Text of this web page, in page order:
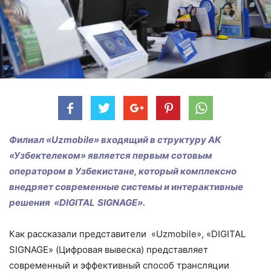
Филиал «Uzmobile» входящий в структуру АК
«Узбектелеком» является первым сотовым
оператором в Узбекистане, который комплексно
внедряет современные системы и интерактивные
решения «DIGITAL SIGNAGE».
Как рассказали представители «Uzmobile», «DIGITAL
SIGNAGE» (Цифровая вывеска) представляет
современный и эффективный способ трансляции